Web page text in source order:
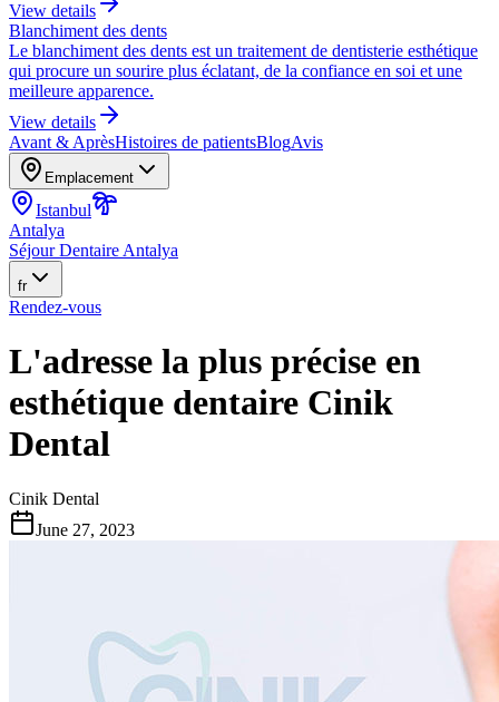
View details
Blanchiment des dents
Le blanchiment des dents est un traitement de dentisterie esthétique
qui procure un sourire plus éclatant, de la confiance en soi et une
meilleure apparence.
View details
Avant & AprèsHistoires de patientsBlogAvis
Emplacement
Istanbul
Antalya
Séjour Dentaire Antalya
fr
Rendez-vous
L'adresse la plus précise en
esthétique dentaire Cinik
Dental
Cinik Dental
June 27, 2023